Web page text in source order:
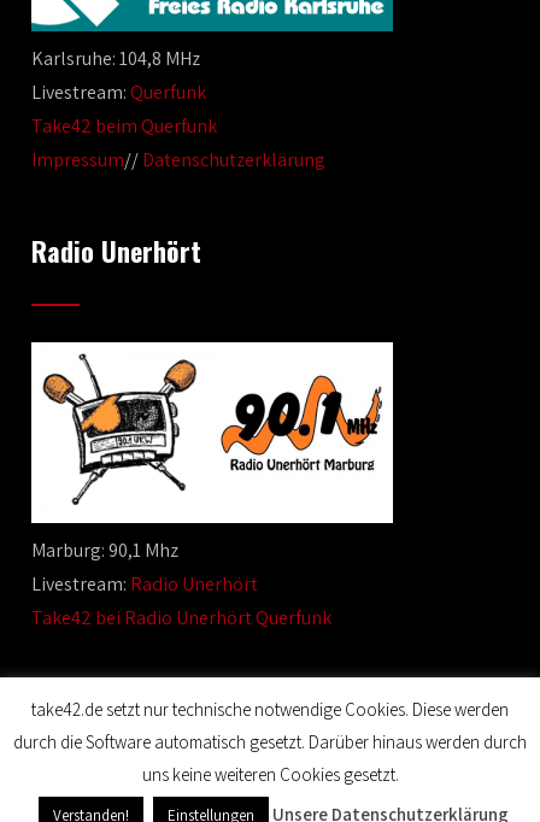
Karlsruhe: 104,8 MHz
Livestream:Querfunk
Take42 beim Querfunk
Impressum//Datenschutzerklärung
Radio Unerhört
Marburg: 90,1 Mhz
Livestream: Radio Unerhört
Take42 bei Radio Unerhört Querfunk
© 2020 Film Maker. All Rights Reserved. Designed by SKT
Themes.
take42.de setzt nur technische notwendige Cookies. Diese werden
durch die Software automatisch gesetzt. Darüber hinaus werden durch
uns keine weiteren Cookies gesetzt.
Verstanden! Einstellungen Unsere Datenschutzerklärung